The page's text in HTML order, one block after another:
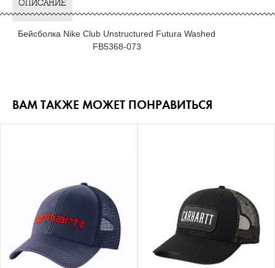
ОПИСАНИЕ
Бейсболка Nike Club Unstructured Futura Washed
FB5368-073
ВАМ ТАКЖЕ МОЖЕТ ПОНРАВИТЬСЯ